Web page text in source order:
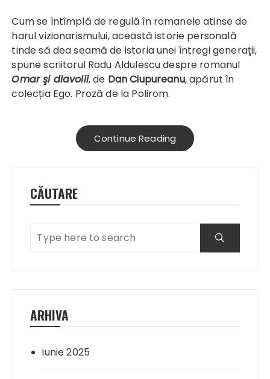
Cum se întîmplă de regulă în romanele atinse de
harul vizionarismului, această istorie personală
tinde să dea seamă de istoria unei întregi generaţii,
spune scriitorul Radu Aldulescu despre romanul
Omar şi diavolii, de Dan Ciupureanu, apărut în
colecția Ego. Proză de la Polirom.
Continue Reading
CĂUTARE
ARHIVA
iunie 2025